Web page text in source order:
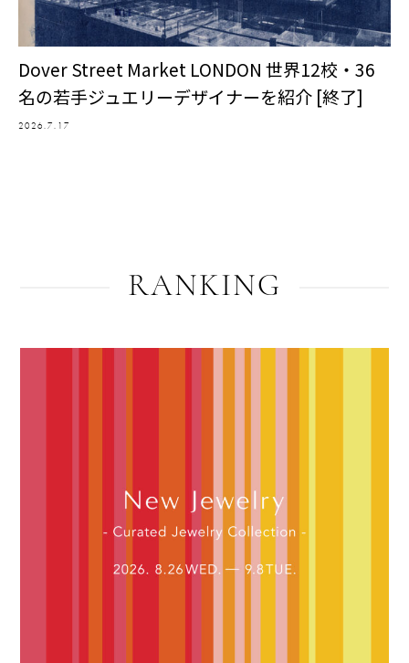
Dover Street Market LONDON 世界12校・36
名の若手ジュエリーデザイナーを紹介 [終了]
2026.7.17
RANKING